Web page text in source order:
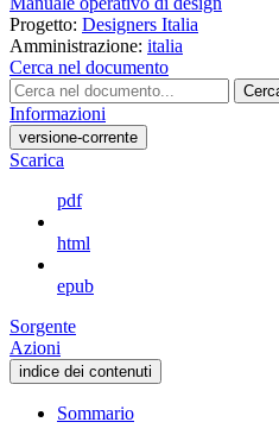
Progetto: Designers Italia
Amministrazione: italia
Cerca nel documento
Informazioni
versione-corrente
Scarica
pdf
html
epub
Sorgente
Azioni
indice dei contenuti
Sommario